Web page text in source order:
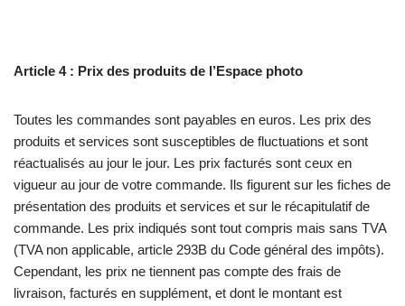
Article 4 : Prix des produits de l’Espace photo
Toutes les commandes sont payables en euros. Les prix des
produits et services sont susceptibles de fluctuations et sont
réactualisés au jour le jour. Les prix facturés sont ceux en
vigueur au jour de votre commande. Ils figurent sur les fiches de
présentation des produits et services et sur le récapitulatif de
commande. Les prix indiqués sont tout compris mais sans TVA
(TVA non applicable, article 293B du Code général des impôts).
Cependant, les prix ne tiennent pas compte des frais de
livraison, facturés en supplément, et dont le montant est